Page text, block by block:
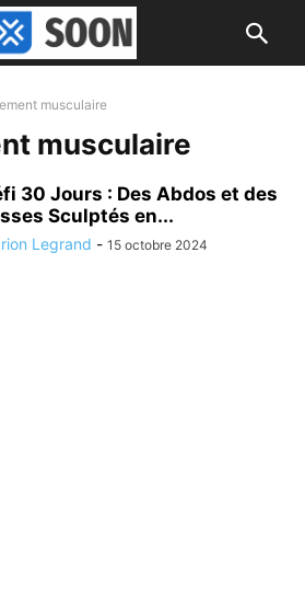
musculaire
musculaire
30 Jours : Des Abdos et des
Sculptés en...
Legrand - 15 octobre 2024